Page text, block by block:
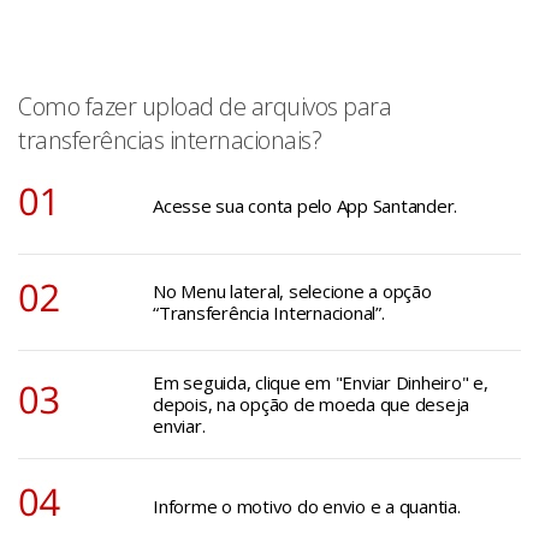
Como fazer upload de arquivos para
transferências internacionais?
Acesse sua conta pelo App Santander.
No Menu lateral, selecione a opção
“Transferência Internacional”.
Em seguida, clique em "Enviar Dinheiro" e,
depois, na opção de moeda que deseja
enviar.
Informe o motivo do envio e a quantia.